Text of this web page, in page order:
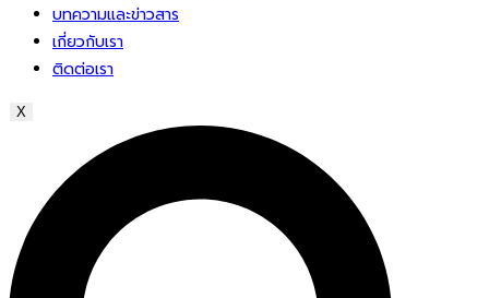
บทความและข่าวสาร
เกี่ยวกับเรา
ติดต่อเรา
X